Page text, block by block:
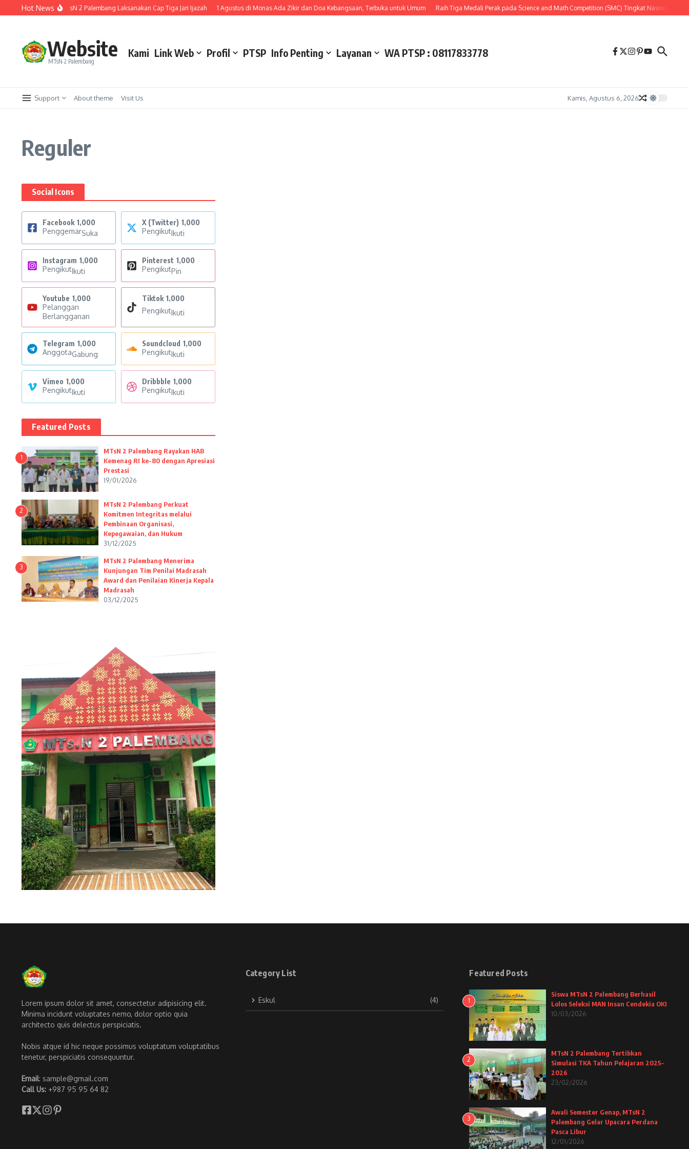
Hot News
Kelulusan, MTsN 2 Palembang Laksanakan Cap Tiga Jari Ijazah 1 Agustus di Monas Ada Zikir dan Doa Kebangsaan, Terbuka untuk Umum Raih Tiga Medali Perak pada Science and Math Competition (SMC) Tingkat Nasional 2026
Website
MTsN 2 Palembang
Kami Link Web Profil PTSP Info Penting Layanan WA PTSP : 08117833778
Support About theme Visit Us Kamis, Agustus 6, 2026
Reguler
Social Icons
Facebook 1,000
PenggemarSuka
X (Twitter) 1,000
PengikutIkuti
Instagram 1,000
PengikutIkuti
Pinterest 1,000
PengikutPin
Youtube 1,000
Pelanggan
Berlangganan
Tiktok 1,000
PengikutIkuti
Telegram 1,000
AnggotaGabung
Soundcloud 1,000
PengikutIkuti
Vimeo 1,000
PengikutIkuti
Dribbble 1,000
PengikutIkuti
Featured Posts
1
MTsN 2 Palembang Rayakan HAB
Kemenag RI ke-80 dengan Apresiasi
Prestasi
19/01/2026
2
MTsN 2 Palembang Perkuat
Komitmen Integritas melalui
Pembinaan Organisasi,
Kepegawaian, dan Hukum
31/12/2025
3
MTsN 2 Palembang Menerima
Kunjungan Tim Penilai Madrasah
Award dan Penilaian Kinerja Kepala
Madrasah
03/12/2025
Lorem ipsum dolor sit amet, consectetur adipisicing elit.
Minima incidunt voluptates nemo, dolor optio quia
architecto quis delectus perspiciatis.
Nobis atque id hic neque possimus voluptatum voluptatibus
tenetur, perspiciatis consequuntur.
Email: sample@gmail.com
Call Us: +987 95 95 64 82
Category List
Eskul (4)
Featured Posts
1
Siswa MTsN 2 Palembang Berhasil
Lolos Seleksi MAN Insan Cendekia OKI
10/03/2026
2
MTsN 2 Palembang Tertibkan
Simulasi TKA Tahun Pelajaran 2025–
2026
23/02/2026
3
Awali Semester Genap, MTsN 2
Palembang Gelar Upacara Perdana
Pasca Libur
12/01/2026